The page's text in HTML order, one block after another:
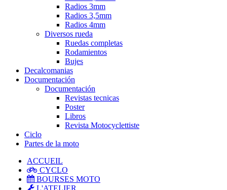
Radios 3mm
Radios 3,5mm
Radios 4mm
Diversos rueda
Ruedas completas
Rodamientos
Bujes
Decalcomanias
Documentación
Documentación
Revistas tecnicas
Poster
Libros
Revista Motocyclettiste
Ciclo
Partes de la moto
ACCUEIL
CYCLO
BOURSES MOTO